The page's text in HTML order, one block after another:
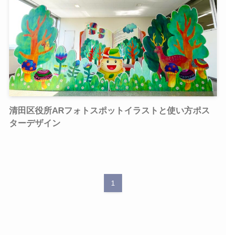
清田区役所ARフォトスポットイラストと使い方ポス
ターデザイン
1